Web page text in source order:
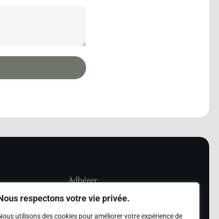
respectons votre vie privée.
utilisons des cookies pour améliorer votre expérience de
Les Amis de
Adhérer
Adhésion